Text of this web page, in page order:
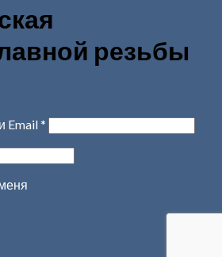
резьбы
Email*